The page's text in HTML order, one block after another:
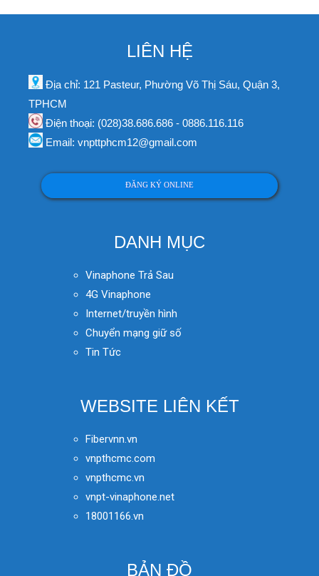
LIÊN HỆ
Địa chỉ: 121 Pasteur, Phường Võ Thị Sáu, Quận 3,
TPHCM
Điện thoại: (028)38.686.686 - 0886.116.116
Email: vnpttphcm12@gmail.com
ĐĂNG KÝ ONLINE
DANH MỤC
Vinaphone Trả Sau
4G Vinaphone
Internet/truyền hình
Chuyển mạng giữ số
Tin Tức
WEBSITE LIÊN KẾT
Fibervnn.vn
vnpthcmc.com
vnpthcmc.vn
vnpt-vinaphone.net
18001166.vn
BẢN ĐỒ